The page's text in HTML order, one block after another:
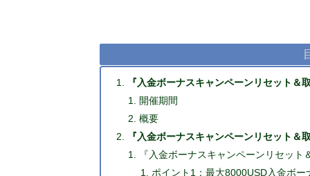
『入金ボーナスキャンペーンリセット
開催期間
概要
『入金ボーナスキャンペーンリセット
『入金ボーナスキャンペーンリセッ
ポイント1：最大8000USD入金ボー